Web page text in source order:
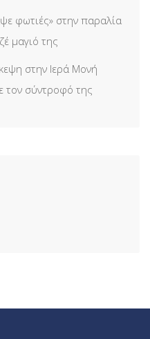
φωτιές» στην παραλία
μαγιό της
στην Ιερά Μονή
τον σύντροφό της